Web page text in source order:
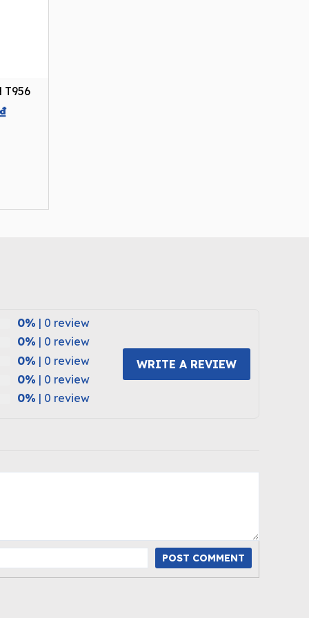
T956
₫Current
0% | 0 review
0% | 0 review
0% | 0 review
0% | 0 review
0% | 0 review
WRITE A REVIEW
POST COMMENT